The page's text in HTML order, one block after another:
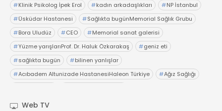
#Klinik Psikolog İpek Erol #kadın arkadaşlıkları #NP İstanbul
#Üsküdar Hastanesi #Sağlıkta bugünMemorial Sağlık Grubu
#Bora Uludüz #CEO #Memorial sanat galerisi
#Yüzme yarışlarıProf. Dr. Haluk Özkarakaş #geniz eti
#sağlıkta bugün #bilinen yanlışlar
#Acıbadem Altunizade HastanesiHaleon Türkiye #Ağız Sağlığı
# Kristin Aslaner ArasUzm. Dyt. Büşra Şen
Web TV